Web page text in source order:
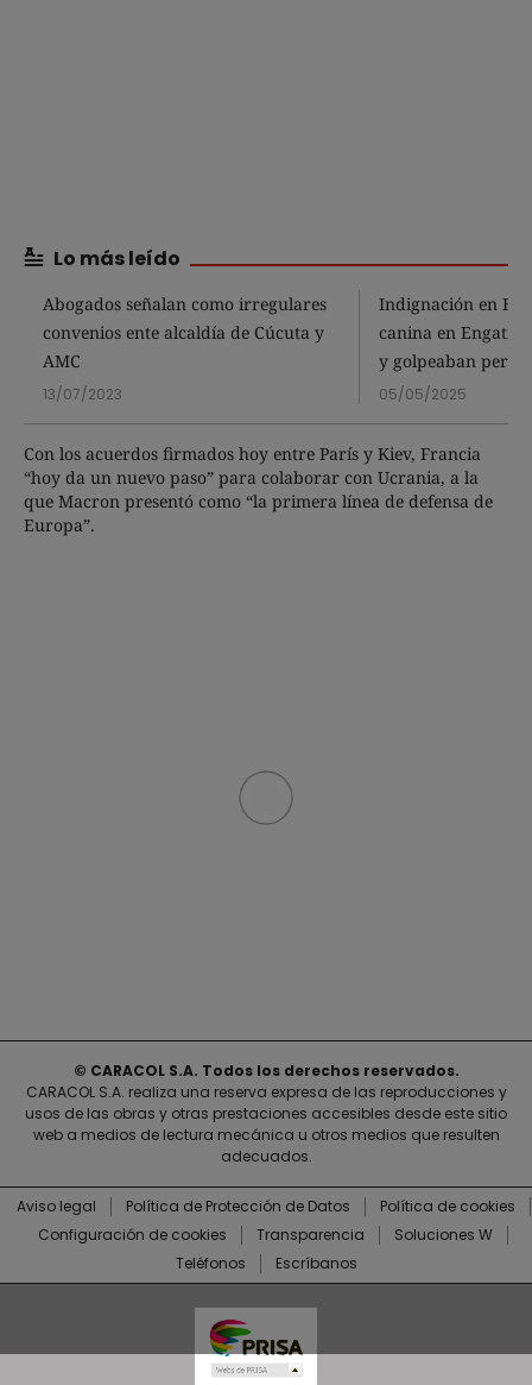
Lo más leído
Abogados señalan como irregulares
convenios ente alcaldía de Cúcuta y
AMC
13/07/2023
Indignación en
canina en
y golpeaban perros
05/05/2025
Con los acuerdos firmados hoy entre París y Kiev, Francia
“hoy da un nuevo paso” para colaborar con Ucrania, a la
que Macron presentó como “la primera línea de defensa de
Europa”.
© CARACOL S.A. Todos los derechos reservados.
CARACOL S.A. realiza una reserva expresa de las reproducciones y
usos de las obras y otras prestaciones accesibles desde este sitio
web a medios de lectura mecánica u otros medios que resulten
adecuados.
Aviso legal Política de Protección de Datos
Política de cookies
Configuración de cookies
Transparencia
Soluciones W
Teléfonos
Escríbanos